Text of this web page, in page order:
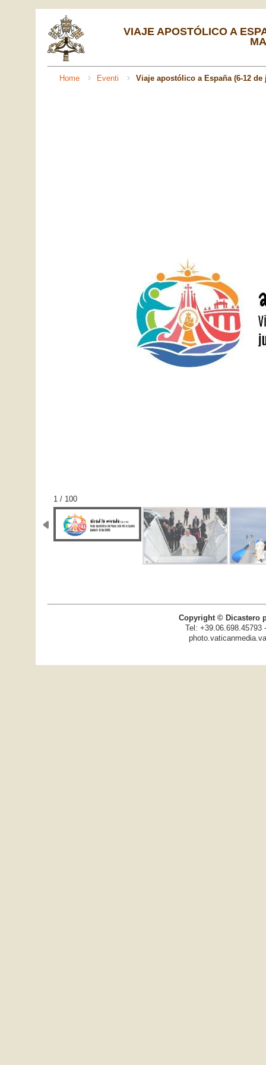
VIAJE APOSTÓLICO A
Home Eventi Viaje apostólico a España (6-12
1 / 100
Copyright © Dicastero
Tel: +39.06.698.45793